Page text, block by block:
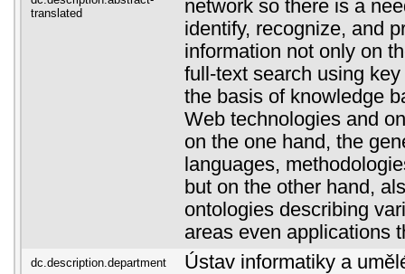
translated
network so there is a
identify, recognize, and
information not only on
full-text search using
the basis of knowledge
Web technologies and
on the one hand, the
languages,
but on the other hand,
ontologies describing
areas even applications
dc.description.department Ústav informatiky a